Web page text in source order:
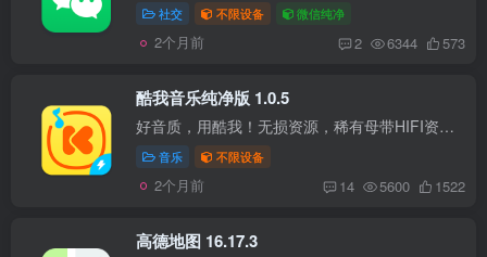
社交 不限设备 微信纯净
2个月前 2 6344 573
酷我音乐纯净版 1.0.5
好音质，用酷我！无损资源，稀有母带HIFI资源尽在酷我。 酷我音乐，App Store上深受欢迎的音乐APP。百万高音质正版音乐，跨平台无缝同步。好音乐装进口袋，随时随地想听就听。 听音乐，用酷我【...
音乐 不限设备
2个月前 14 5600 1522
高德地图 16.17.3